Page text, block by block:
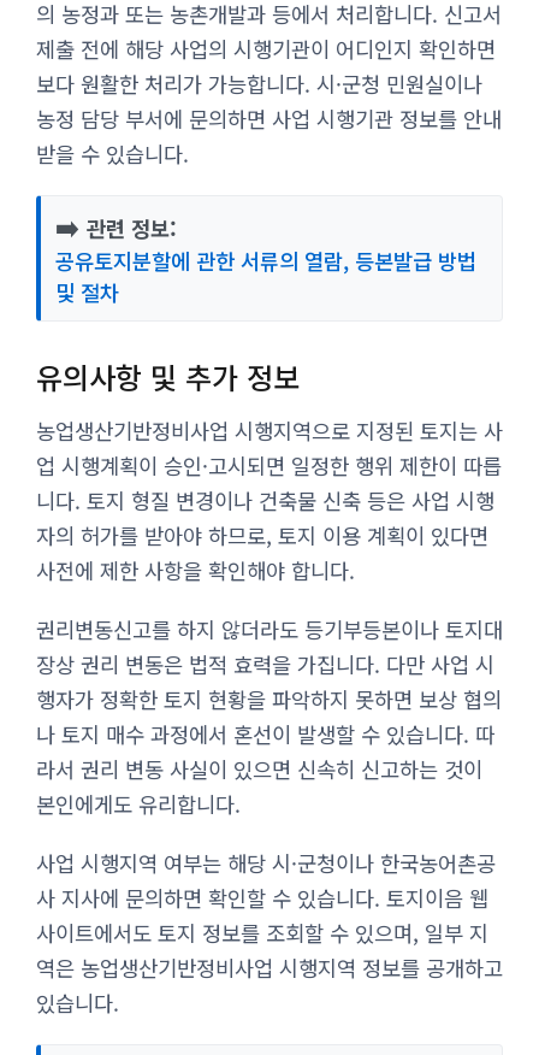
의 농정과 또는 농촌개발과 등에서 처리합니다. 신고서
제출 전에 해당 사업의 시행기관이 어디인지 확인하면
보다 원활한 처리가 가능합니다. 시·군청 민원실이나
농정 담당 부서에 문의하면 사업 시행기관 정보를 안내
받을 수 있습니다.
➡️ 관련 정보:
공유토지분할에 관한 서류의 열람, 등본발급 방법
및 절차
유의사항 및 추가 정보
농업생산기반정비사업 시행지역으로 지정된 토지는 사
업 시행계획이 승인·고시되면 일정한 행위 제한이 따릅
니다. 토지 형질 변경이나 건축물 신축 등은 사업 시행
자의 허가를 받아야 하므로, 토지 이용 계획이 있다면
사전에 제한 사항을 확인해야 합니다.
권리변동신고를 하지 않더라도 등기부등본이나 토지대
장상 권리 변동은 법적 효력을 가집니다. 다만 사업 시
행자가 정확한 토지 현황을 파악하지 못하면 보상 협의
나 토지 매수 과정에서 혼선이 발생할 수 있습니다. 따
라서 권리 변동 사실이 있으면 신속히 신고하는 것이
본인에게도 유리합니다.
사업 시행지역 여부는 해당 시·군청이나 한국농어촌공
사 지사에 문의하면 확인할 수 있습니다. 토지이음 웹
사이트에서도 토지 정보를 조회할 수 있으며, 일부 지
역은 농업생산기반정비사업 시행지역 정보를 공개하고
있습니다.